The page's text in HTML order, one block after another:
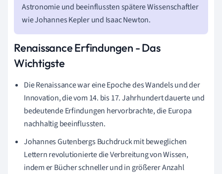
Astronomie und beeinflussten spätere Wissenschaftler
wie Johannes Kepler und Isaac Newton.
Renaissance Erfindungen - Das
Wichtigste
Die Renaissance war eine Epoche des Wandels und der
Innovation, die vom 14. bis 17. Jahrhundert dauerte und
bedeutende Erfindungen hervorbrachte, die Europa
nachhaltig beeinflussten.
Johannes Gutenbergs Buchdruck mit beweglichen
Lettern revolutionierte die Verbreitung von Wissen,
indem er Bücher schneller und in größerer Anzahl